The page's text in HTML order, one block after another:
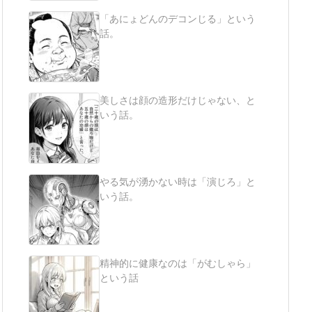
「あにょどんのデコンじる」という
話。
美しさは顔の造形だけじゃない、と
いう話。
やる気が湧かない時は「演じろ」と
いう話。
精神的に健康なのは「がむしゃら」
という話